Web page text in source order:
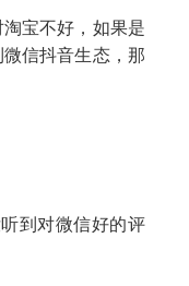
宝不好，如果是
信抖音生态，那
到对微信好的评